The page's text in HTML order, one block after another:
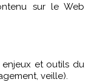
sur le Web
et outils du
veille).